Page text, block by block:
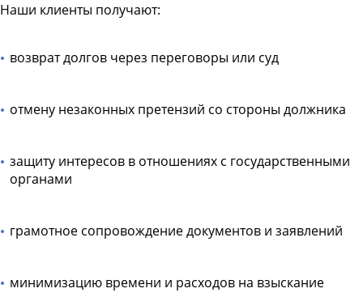
Наши клиенты получают:
возврат долгов через переговоры или суд
отмену незаконных претензий со стороны должника
защиту интересов в отношениях с государственными
органами
грамотное сопровождение документов и заявлений
минимизацию времени и расходов на взыскание